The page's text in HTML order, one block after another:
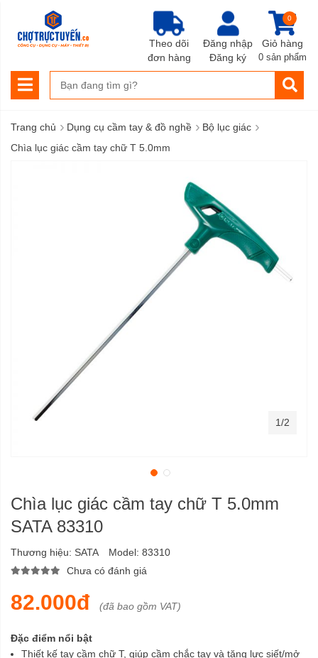
Đăng nhập
Đăng ký
Giỏ hàng
0
0 sản phẩm
Theo dõi
đơn hàng
Trang chủ › Dụng cụ cầm tay & đồ nghề › Bộ lục giác ›
Chìa lục giác cầm tay chữ T 5.0mm
Chìa lục giác cầm tay chữ T 5.0mm
SATA 83310
Thương hiệu: SATA Model: 83310
Chưa có đánh giá
82.000đ (đã bao gồm VAT)
Đặc điểm nổi bật
Thiết kế tay cầm chữ T, giúp cầm chắc tay và tăng lực siết/mở
1/2